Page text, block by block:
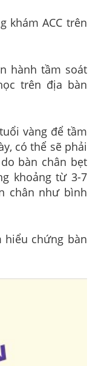
khám ACC trên
hành tầm soát
trên địa bàn
vàng để tầm
có thể sẽ phải
bàn chân bẹt
khoảng từ 3-7
chân như bình
hiểu chứng bàn